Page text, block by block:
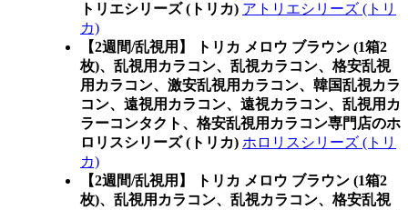
トリエシリーズ (トリカ) アトリエシリーズ (トリ
カ)
【2週間/乱視用】 トリカ メロウ ブラウン (1箱2
枚)、乱視用カラコン、乱視カラコン、格安乱視
用カラコン、激安乱視用カラコン、韓国乱視カラ
コン、遠視用カラコン、遠視カラコン、乱視用カ
ラーコンタクト、格安乱視用カラコン専門店のホ
ロリスシリーズ (トリカ) ホロリスシリーズ (トリ
カ)
【2週間/乱視用】 トリカ メロウ ブラウン (1箱2
枚)、乱視用カラコン、乱視カラコン、格安乱視